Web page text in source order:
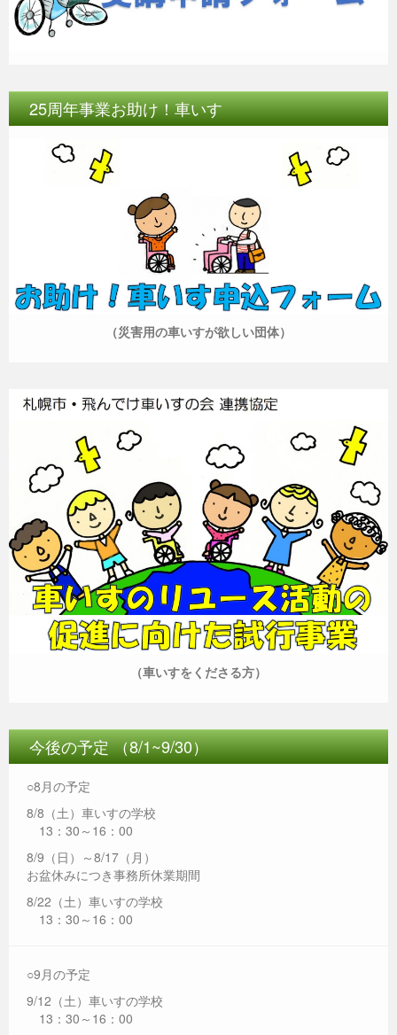
25周年事業お助け！車いす
（災害用の車いすが欲しい団体）
（車いすをくださる方）
今後の予定 （8/1~9/30）
○8月の予定
8/8（土）車いすの学校
13：30～16：00
8/9（日）～8/17（月）
お盆休みにつき事務所休業期間
8/22（土）車いすの学校
13：30～16：00
○9月の予定
9/12（土）車いすの学校
13：30～16：00